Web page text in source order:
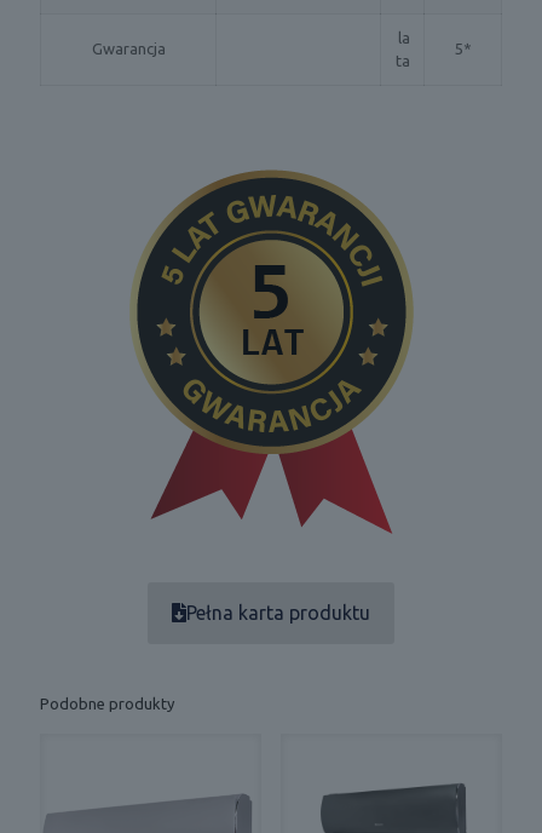
Gwarancja
la
ta
5*
Pełna karta produktu
Podobne produkty